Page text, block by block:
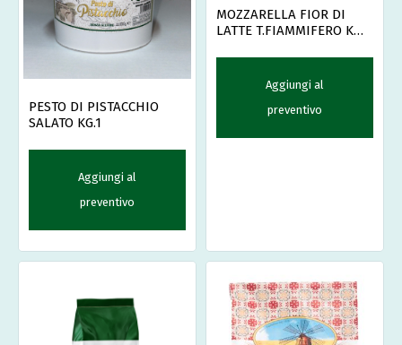
PESTO DI PISTACCHIO
SALATO KG.1
Aggiungi al
preventivo
MOZZARELLA FIOR DI
LATTE T.FIAMMIFERO KG.3
Aggiungi al
preventivo